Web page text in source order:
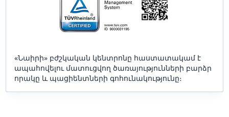
«Նաիրի» բժշկական կենտրոնը հաստատակամ է
ապահովելու մատուցվող ծառայությունների բարձր
որակը և պացիենտների գոհունակությունը։